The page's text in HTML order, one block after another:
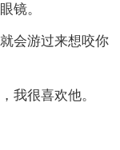
镜。
会游过来想咬你
我很喜欢他。